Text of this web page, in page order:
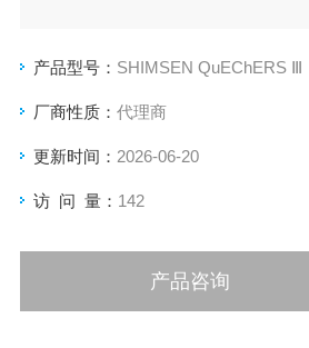
产品型号： SHIMSEN QuEChERS Ⅲ
厂商性质： 代理商
更新时间： 2026-06-20
访 问 量： 142
产品咨询